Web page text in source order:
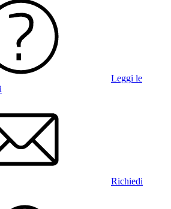
Leggi le
Richiedi